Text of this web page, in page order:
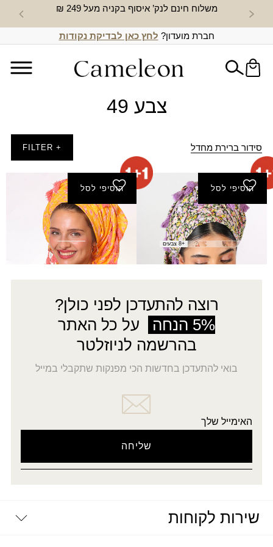
משלוח חינם לנק’ איסוף בקניה מעל 249 ₪ חדש
חברת מועדון? לחץ כאן לבדיקת נקודות
צבע 49
סידור ברירת מחדל + FILTER
הוסיפי לסל
מטפחת שקנאי (מרובעת)
₪80.00
+8 צבעים
הוסיפי לסל
מטפחת אורון (מרובעת)
₪80.00
רוצה להתעדכן לפני כולן?
5% הנחה
על כל האתר
בהרשמה לניוזלטר
בואי להתעדכן בחדשות הכי מפנקות שתקבלי במייל
האימייל שלך
שירות לקוחות